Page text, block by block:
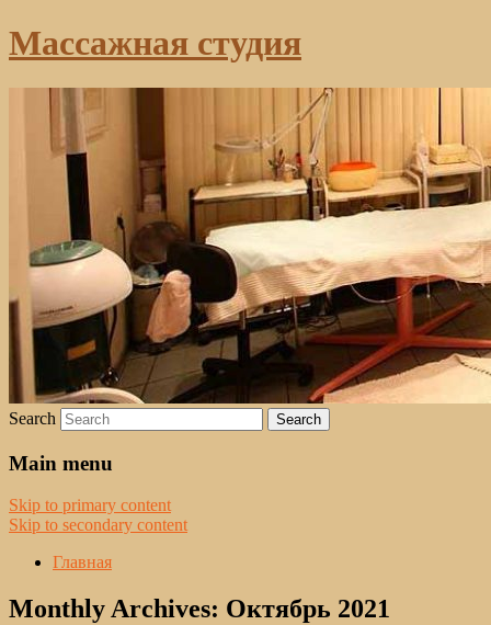
Массажная студия
Search
Main menu
Skip to primary content
Skip to secondary content
Главная
Monthly Archives: Октябрь 2021